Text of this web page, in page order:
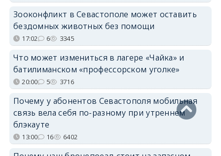
Зооконфликт в Севастополе может оставить
бездомных животных без помощи
17:02 6 3345
Что может измениться в лагере «Чайка» и
батилиманском «профессорском уголке»
20:00 5 3716
Почему у абонентов Севастополя мобильная
связь вела себя по-разному при утреннем
блэкауте
13:00 16 6402